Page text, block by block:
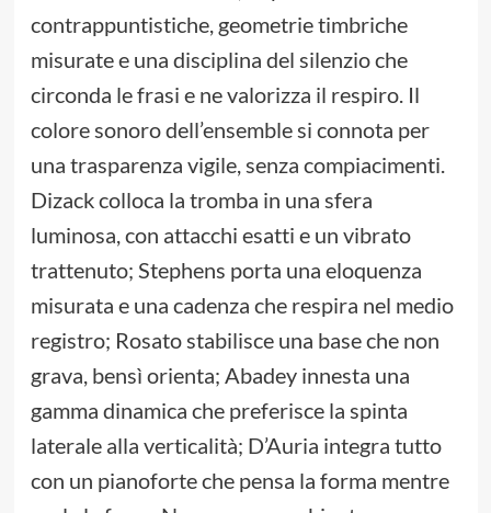
contrappuntistiche, geometrie timbriche
misurate e una disciplina del silenzio che
circonda le frasi e ne valorizza il respiro. Il
colore sonoro dell’ensemble si connota per
una trasparenza vigile, senza compiacimenti.
Dizack colloca la tromba in una sfera
luminosa, con attacchi esatti e un vibrato
trattenuto; Stephens porta una eloquenza
misurata e una cadenza che respira nel medio
registro; Rosato stabilisce una base che non
grava, bensì orienta; Abadey innesta una
gamma dinamica che preferisce la spinta
laterale alla verticalità; D’Auria integra tutto
con un pianoforte che pensa la forma mentre